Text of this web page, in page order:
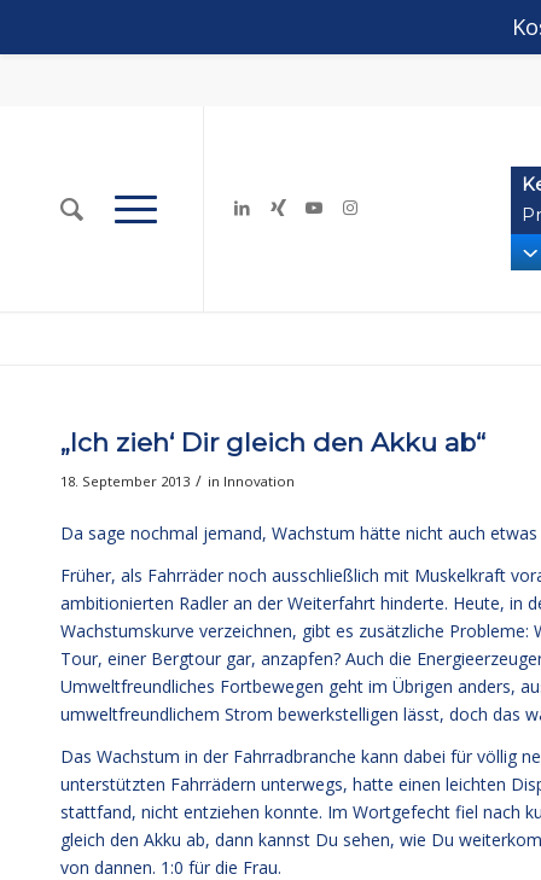
„Ich zieh‘ Dir gleich den Akku ab“
18. September 2013 / in Innovation
Da sage nochmal jemand, Wachstum hätte nicht auch
Früher, als Fahrräder noch ausschließlich mit Muskelkraft
ambitionierten Radler an der Weiterfahrt hinderte. Heute, in
Wachstumskurve verzeichnen, gibt es zusätzliche
Tour, einer Bergtour gar, anzapfen? Auch die
Umweltfreundliches Fortbewegen geht im Übrigen anders,
umweltfreundlichem Strom bewerkstelligen lässt, doch das
Das Wachstum in der Fahrradbranche kann dabei für völlig
unterstützten Fahrrädern unterwegs, hatte einen leichten
stattfand, nicht entziehen konnte. Im Wortgefecht fiel nach
gleich den Akku ab, dann kannst Du sehen, wie Du
von dannen. 1:0 für die Frau.